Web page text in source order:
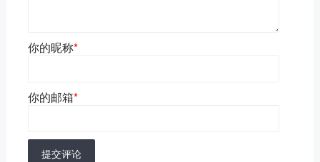
你的昵称*
你的邮箱*
提交评论